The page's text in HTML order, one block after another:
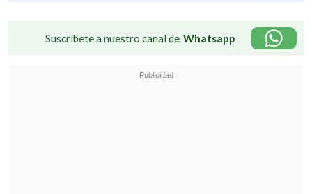
Suscríbete a nuestro canal de Whatsapp